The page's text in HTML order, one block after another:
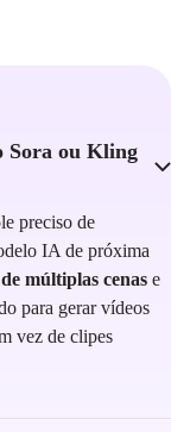
Sora ou Kling
preciso de
IA de próxima
múltiplas cenas e
para gerar vídeos
vez de clipes